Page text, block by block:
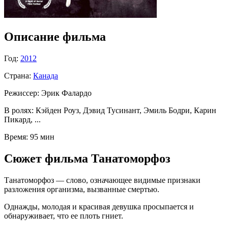
Описание фильма
Год: 2012
Страна: Канада
Режиссер: Эрик Фалардо
В ролях: Кэйден Роуз, Дэвид Тусинант, Эмиль Бодри, Карин
Пикард, ...
Время: 95 мин
Сюжет фильма Танатоморфоз
Танатоморфоз — слово, означающее видимые признаки
разложения организма, вызванные смертью.
Однажды, молодая и красивая девушка просыпается и
обнаруживает, что ее плоть гниет.